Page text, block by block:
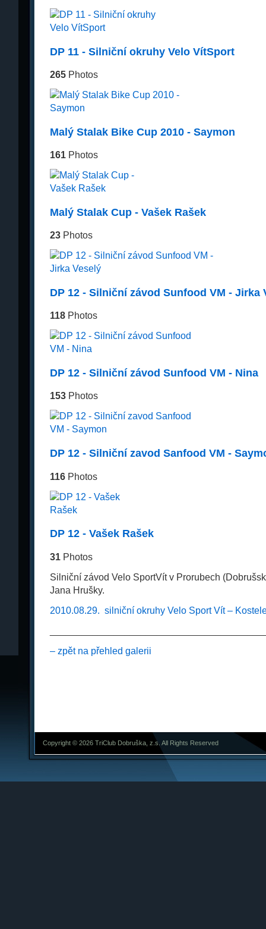
DP 11 - Silniční okruhy Velo VítSport
265Photos
Malý Stalak Bike Cup 2010 - Saymon
161Photos
Malý Stalak Cup - Vašek Rašek
23Photos
DP 12 - Silniční závod Sunfood VM - Jirka
118Photos
DP 12 - Silniční závod Sunfood VM - Nina
153Photos
DP 12 - Silniční zavod Sanfood VM -
116Photos
DP 12 - Vašek Rašek
31Photos
Silniční závod Velo SportVít v Prorubech
Jana Hrušky.
2010.08.29. silniční okruhy Velo Sport Vít –
– zpět na přehled galerii
Copyright © 2026 TriClub Dobruška, z.s. All Rights Reserved